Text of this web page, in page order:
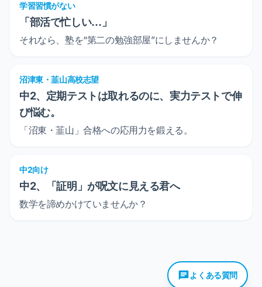
学習習慣がない
「部活で忙しい…」
それなら、塾を“第二の勉強部屋”にしませんか？
沼津東・韮山高校志望
中2、定期テストは取れるのに、実力テストで伸
び悩む。
「沼東・韮山」合格への応用力を鍛える。
中2向け
中2、「証明」が呪文に見える君へ
数学を諦めかけていませんか？
よくある質問